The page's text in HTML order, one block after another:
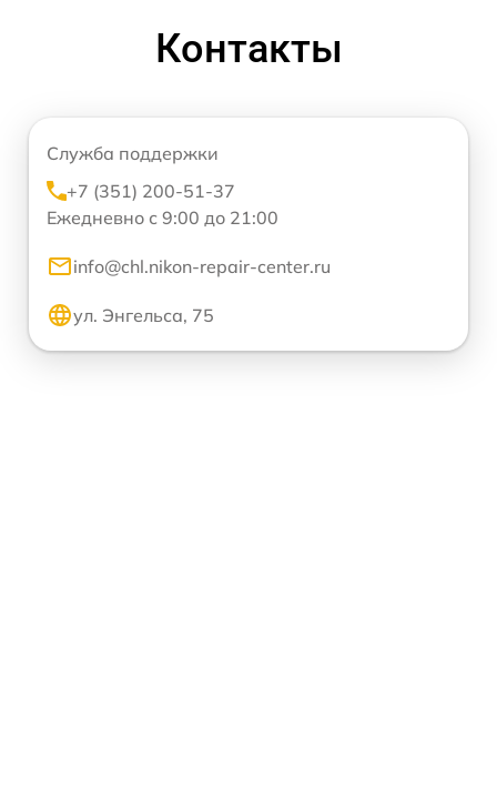
Контакты
Служба поддержки
+7 (351) 200-51-37
Ежедневно с 9:00 до 21:00
info@chl.nikon-repair-center.ru
ул. Энгельса, 75